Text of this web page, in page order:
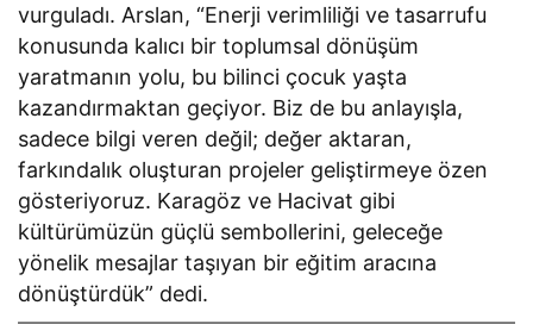
vurguladı. Arslan, “Enerji verimliliği ve tasarrufu
konusunda kalıcı bir toplumsal dönüşüm
yaratmanın yolu, bu bilinci çocuk yaşta
kazandırmaktan geçiyor. Biz de bu anlayışla,
sadece bilgi veren değil; değer aktaran,
farkındalık oluşturan projeler geliştirmeye özen
gösteriyoruz. Karagöz ve Hacivat gibi
kültürümüzün güçlü sembollerini, geleceğe
yönelik mesajlar taşıyan bir eğitim aracına
dönüştürdük” dedi.